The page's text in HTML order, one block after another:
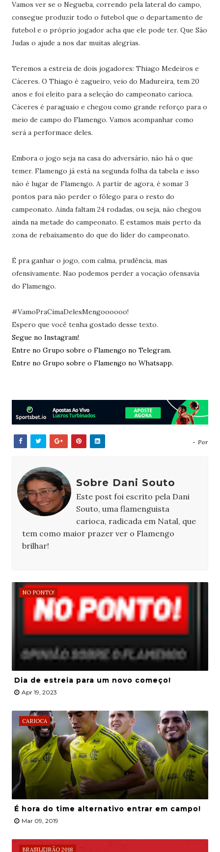
Vamos ver se o Negueba, correndo pela lateral do campo,
consegue produzir todo o futebol que o departamento de
futebol e o próprio jogador acha que ele pode ter. Que São
Judas o ajude a nos dar muitas alegrias.
Teremos a estreia de dois jogadores: Thiago Medeiros e
Cáceres. O Thiago é zagueiro, veio do Madureira, tem 20
anos e foi eleito para a seleção do campeonato carioca.
Cáceres é paraguaio e chegou como grande reforço para o
meio de campo do Flamengo. Vamos acompanhar como
será a performace deles.
Embora o jogo seja na casa do adversário, não há o que
temer. Flamengo já está na segunda folha da tabela e isso
não é lugar de Flamengo. A partir de agora, é somar 3
pontos para não perder o fôlego para o resto do
campeonato. Ainda faltam 24 rodadas, ou seja, não chegou
ainda na metade do campeonato. E estamos mais perto da
zona de rebaixamento do que do líder do campeonato.
É pra ganhar o jogo, com calma, prudência, mas
ofensivamente. Nao podemos perder a vocação ofensavia
do Flamengo.
#VamoPraCimaDelesMengoooooo!
Espero que você tenha gostado desse texto.
Segue no Instagram!
Entre no Grupo sobre o Flamengo no Telegram.
Entre no Grupo sobre o Flamengo no Whatsapp.
- Por
Sobre Dani Souto
Este post foi escrito pela Dani
Souto, uma flamenguista
carioca, radicada em Natal, que
tem como maior prazer ver o Flamengo
brilhar!
NO PONTO!
Dia de estreia para um novo começo!
Apr 19, 2023
CARIOCA
É hora do time alternativo entrar em campo!
Mar 09, 2019
BRASILEIRÃO 2018